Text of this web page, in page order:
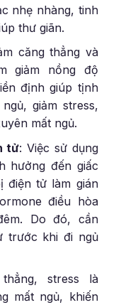
nhẹ nhàng, tinh
thư giãn.
căng thẳng và
giảm nồng độ
định giúp tịnh
giảm stress,
mất ngủ.
tử:Việc sử dụng
hưởng đến giấc
điện tử làm gián
điều hòa
Do đó, cần
trước khi đi ngủ
thẳng, stress là
mất ngủ, khiến